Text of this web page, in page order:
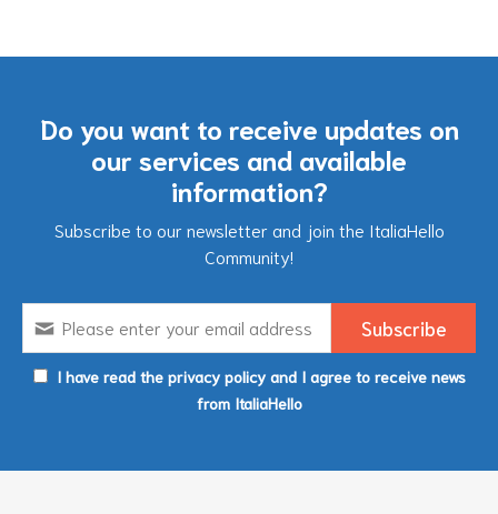
Do you want to receive updates on
our services and available
information?
Subscribe to our newsletter and join the ItaliaHello
Community!
I have read the privacy policy and I agree to receive news
from ItaliaHello